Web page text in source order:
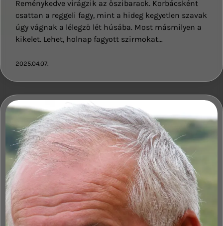
Reménykedve virágzik az őszibarack. Korbácsként
csattan a reggeli fagy, mint a hideg kegyetlen szavak
úgy vágnak a lélegző lét húsába. Most másmilyen a
kikelet. Lehet, holnap fagyott szirmokat…
2025.04.07.